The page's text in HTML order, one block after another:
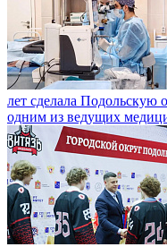
лет сделала Подольскую
одним из ведущих